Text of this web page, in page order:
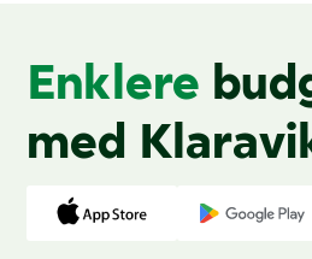
Enklere
med